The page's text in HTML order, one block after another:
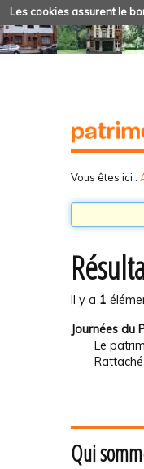
Les cookies assurent le
Vous êtes ici :
Il y a 1
Journées du
Le
Qui